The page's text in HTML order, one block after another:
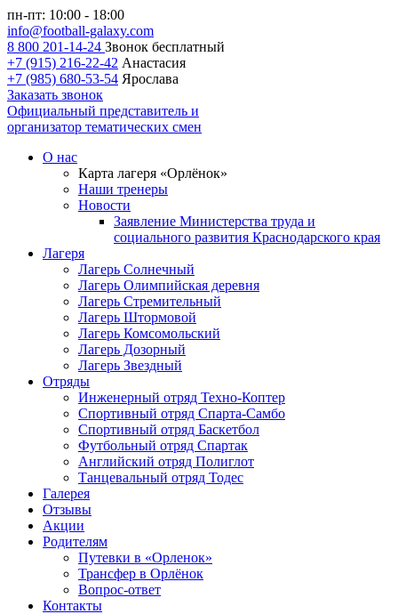
пн-пт: 10:00 - 18:00
info@football-galaxy.com
8 800 201-14-24 Звонок бесплатный
+7 (915) 216-22-42 Анастасия
+7 (985) 680-53-54 Ярослава
Заказать звонок
Официальный представитель и
организатор тематических смен
О нас
Карта лагеря «Орлёнок»
Наши тренеры
Новости
Заявление Министерства труда и
социального развития Краснодарского края
Лагеря
Лагерь Солнечный
Лагерь Олимпийская деревня
Лагерь Стремительный
Лагерь Штормовой
Лагерь Комсомольский
Лагерь Дозорный
Лагерь Звездный
Отряды
Инженерный отряд Техно-Коптер
Спортивный отряд Спарта-Самбо
Спортивный отряд Баскетбол
Футбольный отряд Спартак
Английский отряд Полиглот
Танцевальный отряд Тодес
Галерея
Отзывы
Акции
Родителям
Путевки в «Орленок»
Трансфер в Орлёнок
Вопрос-ответ
Контакты